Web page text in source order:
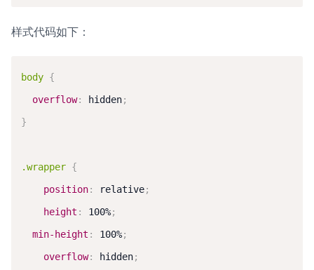
样式代码如下：
body {
overflow: hidden;
}
.wrapper {
position: relative;
height : 100%;
min-height : 100%;
overflow: hidden;